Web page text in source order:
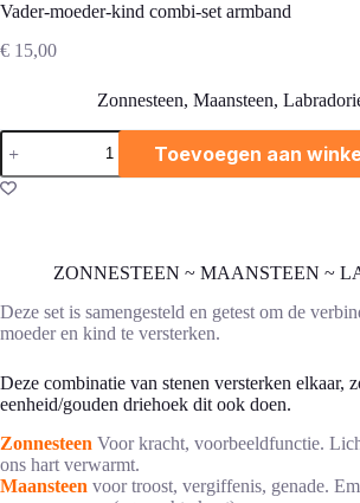
Vader-moeder-kind combi-set armband
€ 15,00
Zonnesteen, Maansteen,
Vader-
moeder-
kind
combi-
Toevoegen aan
ZONNESTEEN ~ MAANSTEEN ~
Deze set is samengesteld en getest om de
moeder en kind te versterken.
Deze combinatie van stenen versterken elkaar,
eenheid/gouden driehoek dit ook doen.
Zonnesteen Voor kracht, voorbeeldfunctie.
ons hart verwarmt.
Maansteen voor troost, vergiffenis, genade.